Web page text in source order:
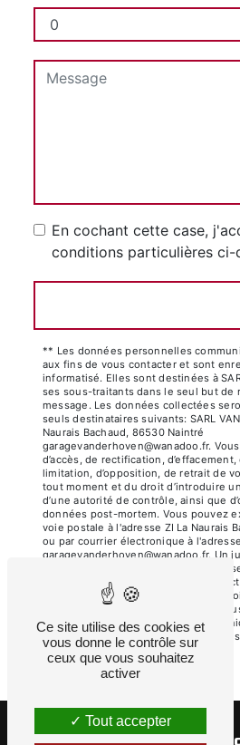
En cochant cette case,
conditions particulières ci-
** Les données personnelles
aux fins de vous contacter et sont
informatisé. Elles sont destinées à
ses sous-traitants dans le seul but de
message. Les données collectées
seuls destinataires suivants: SARL
Naurais Bachaud, 86530 Naintré
garagevanderhoven@wanadoo.fr.
d’accès, de rectification,
limitation, d’opposition, de retrait de
tout moment et du droit d’introduire
d’une autorité de contrôle, ainsi que
données post-mortem. Vous pouvez
voie postale à l'adresse ZI La Naurais
ou par courrier électronique à l'adresse
garagevanderhoven@wanadoo.fr. Un
pourra vous être demandé. Nous
pendant la période de prise de
de prescription légale aux fins
contentieux. Vous avez le droit de
d'opposition au démarchage
adresse:
Bloctel.gouv.fr. Consultez le
d’informations sur vos droits.
Ce site utilise des cookies et
vous donne le contrôle sur
ceux que vous souhaitez
activer
Tout accepter